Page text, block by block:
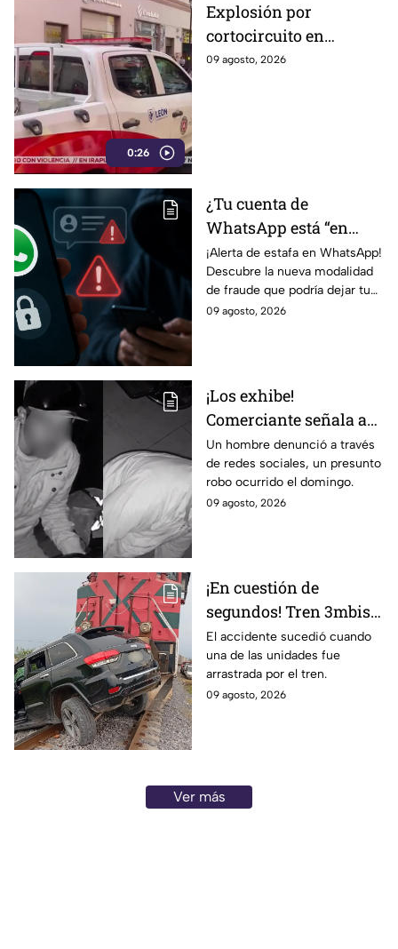
0:26
Explosión por
cortocircuito en
registro subterráneo
09 agosto, 2026
¿Tu cuenta de
WhatsApp está “en
revisión”? Este mensaje
podría dejarte
vulnerable ante
ESTAFAS si no tienes
¡Alerta de estafa en WhatsApp!
Descubre la nueva modalidad
de fraude que podría dejar tu
cuenta vulnerable. ¡No te
09 agosto, 2026
¡Los exhibe!
Comerciante señala a
dos hombres de un
presunto robo a un
negocio en León
Un hombre denunció a través
de redes sociales, un presunto
robo ocurrido el domingo.
09 agosto, 2026
¡En cuestión de
segundos! Tren 3mbiste
una camioneta en
Guanajuato; este fue el
saldo de las víct1mas
El accidente sucedió cuando
una de las unidades fue
arrastrada por el tren.
09 agosto, 2026
Ver más